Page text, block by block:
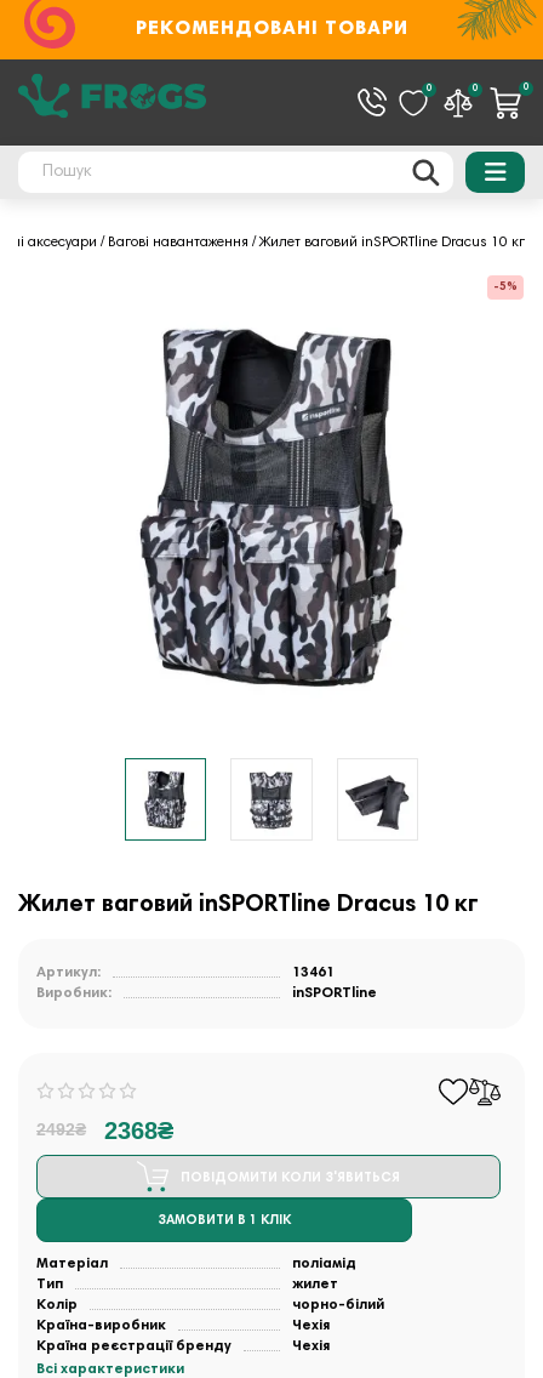
РЕКОМЕНДОВАНІ ТОВАРИ
0 0 0
аксесуари Вагові навантаження Жилет ваговий inSPORTline Dracus 10 кг
-5%
Жилет ваговий inSPORTline Dracus 10 кг
Артикул:
13461
Виробник:
inSPORTline
2492₴ 2368₴
ПОВІДОМИТИ КОЛИ З'ЯВИТЬСЯ
ЗАМОВИТИ В 1 КЛІК
Матеріал
поліамід
Тип
жилет
Колір
чорно-білий
Країна-виробник
Чехія
Країна реєстрації бренду
Чехія
Всі характеристики